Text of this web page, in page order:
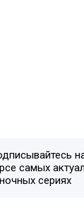
самых
сериях